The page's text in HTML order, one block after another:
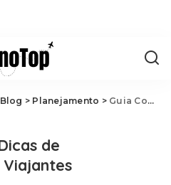
Blog > Planejamento > Guia Completo de Dicas de Hospedagem para Viajantes
de